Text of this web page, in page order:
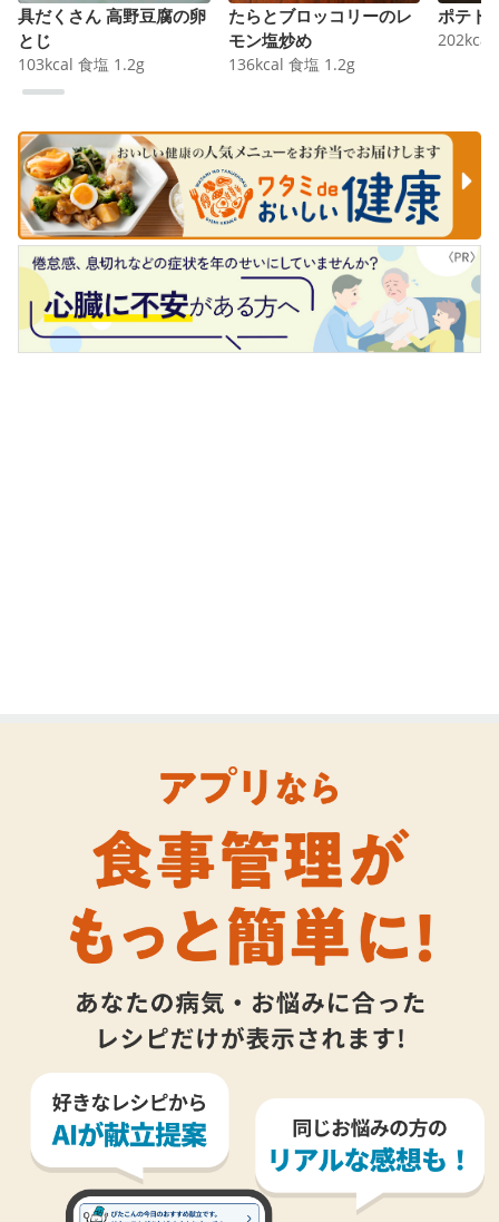
具だくさん 高野豆腐の卵
とじ
103kcal 食塩 1.2g
たらとブロッコリーのレ
モン塩炒め
136kcal 食塩 1.2g
ポテト
202kcal